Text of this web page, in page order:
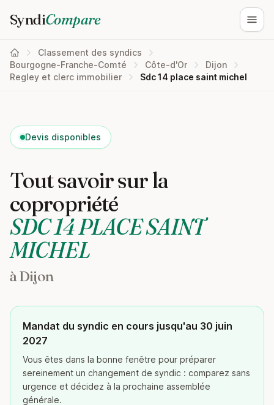
SyndiCompare
Classement des syndics
Bourgogne-Franche-Comté
Côte-d'Or
Dijon
Regley et clerc immobilier
Sdc 14 place saint michel
Devis disponibles
Tout savoir sur la
copropriété
SDC 14 PLACE SAINT
MICHEL
à Dijon
Mandat du syndic en cours jusqu'au 30 juin
2027
Vous êtes dans la bonne fenêtre pour préparer
sereinement un changement de syndic : comparez sans
urgence et décidez à la prochaine assemblée
générale.